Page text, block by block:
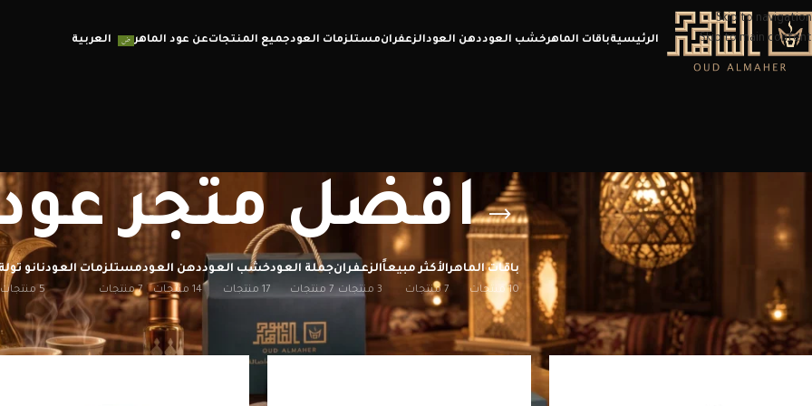
Skip to navigation
Skip to main content
الرئيسيةباقات الماهرخشب العوددهن العودالزعفرانمستلزمات العودجميع المنتجاتعن عود الماهر العربية
افضل متجر
باقات الماهر
10 منتجات
الأكثر مبيعاً
7 منتجات
الزعفران
3 منتجات
جملة العود
7 منتجات
خشب العود
17 منتجات
دهن العود
14 منتجات
مستلزمات العود
7 منتجات
نانو
5 منتجات
الرئيسية/ منتجات تحت الوسم “افضل متجر عود” إظهار 12
20